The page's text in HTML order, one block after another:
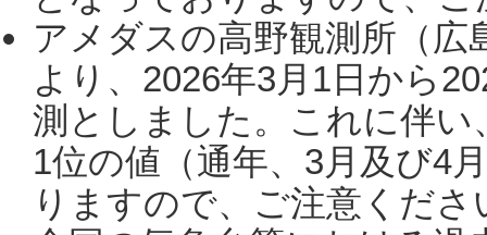
アメダスの高野観測所（
より、2026年3月1日から
測としました。これに伴い
1位の値（通年、3月及び4
りますので、ご注意くだ